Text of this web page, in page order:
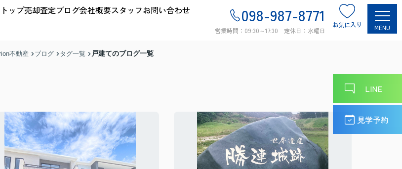
トップ売却査定ブログ会社概要スタッフお問い合わせ 098-987-8771
営業時間：09:30～17:30 定休日：水曜日
お気に入り MENU
LINE
見学予約
不動産 ブログ タグ一覧 戸建てのブログ一覧